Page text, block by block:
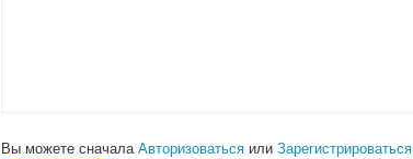
Вы можете сначала Авторизоваться или Зарегистрироваться